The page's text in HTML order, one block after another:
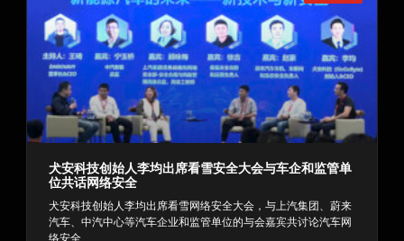
犬安科技创始人李均出席看雪安全大会与车企和监管单
位共话网络安全
犬安科技创始人李均出席看雪网络安全大会，与上汽集团、蔚来
汽车、中汽中心等汽车企业和监管单位的与会嘉宾共讨论汽车网
络安全